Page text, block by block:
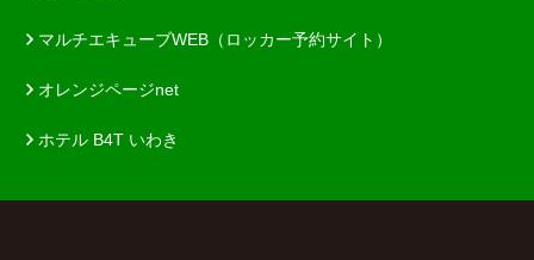
マルチエキューブWEB（ロッカー予約サイト）
オレンジページnet
ホテル B4T いわき